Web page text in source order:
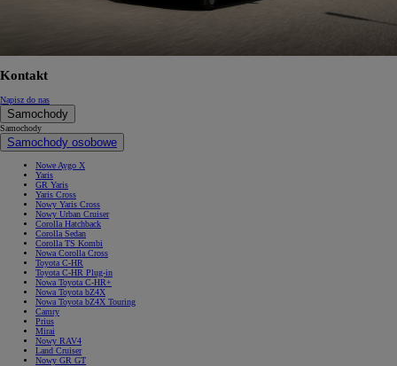
Kontakt
Napisz do nas
Samochody
Samochody
Samochody osobowe
Nowe Aygo X
Yaris
GR Yaris
Yaris Cross
Nowy Yaris Cross
Nowy Urban Cruiser
Corolla Hatchback
Corolla Sedan
Corolla TS Kombi
Nowa Corolla Cross
Toyota C-HR
Toyota C-HR Plug-in
Nowa Toyota C-HR+
Nowa Toyota bZ4X
Nowa Toyota bZ4X Touring
Camry
Prius
Mirai
Nowy RAV4
Land Cruiser
Nowy GR GT